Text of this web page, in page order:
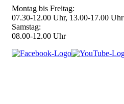
Montag bis Freitag:
07.30-12.00 Uhr, 13.00-17.00 Uhr
Samstag:
08.00-12.00 Uhr